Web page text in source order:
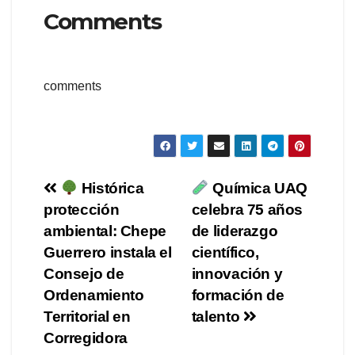
Comments
comments
Navegación
de
entradas
Química UAQ
celebra 75 años
de liderazgo
científico,
innovación y
formación de
talento
Histórica
protección
ambiental: Chepe
Guerrero instala el
Consejo de
Ordenamiento
Territorial en
Corregidora